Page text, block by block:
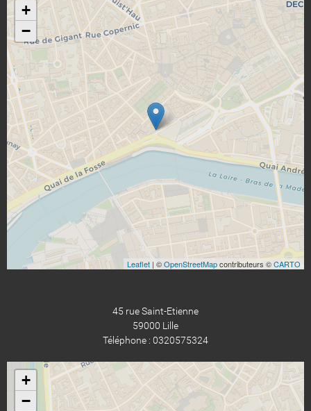
+
−
Leaflet | ©OpenStreetMapcontributeurs ©CARTO
45 rue Saint-Etienne
59000 Lille
Téléphone : 0320575324
+
−